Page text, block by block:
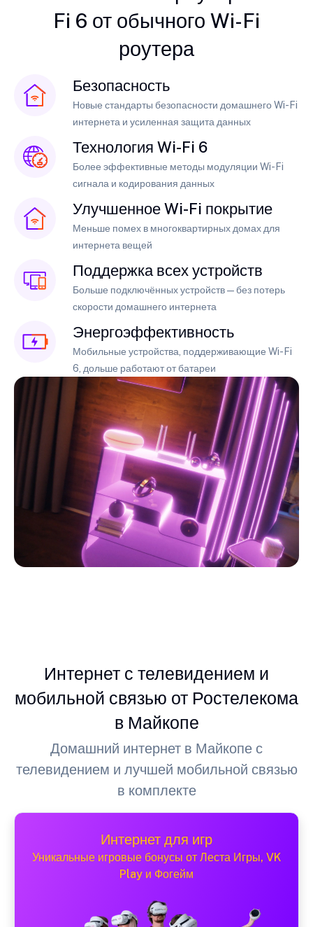
Fi 6 от обычного Wi-Fi
роутера
Безопасность
Новые стандарты безопасности домашнего Wi-Fi
интернета и усиленная защита данных
Технология Wi-Fi 6
Более эффективные методы модуляции Wi-Fi
сигнала и кодирования данных
Улучшенное Wi-Fi покрытие
Меньше помех в многоквартирных домах для
интернета вещей
Поддержка всех устройств
Больше подключённых устройств — без потерь
скорости домашнего интернета
Энергоэффективность
Мобильные устройства, поддерживающие Wi-Fi
6, дольше работают от батареи
Интернет с телевидением и
мобильной связью от Ростелекома
в Майкопе
Домашний интернет в Майкопе с
телевидением и лучшей мобильной связью
в комплекте
Интернет для игр
Уникальные игровые бонусы от Леста Игры, VK
Play и Фогейм